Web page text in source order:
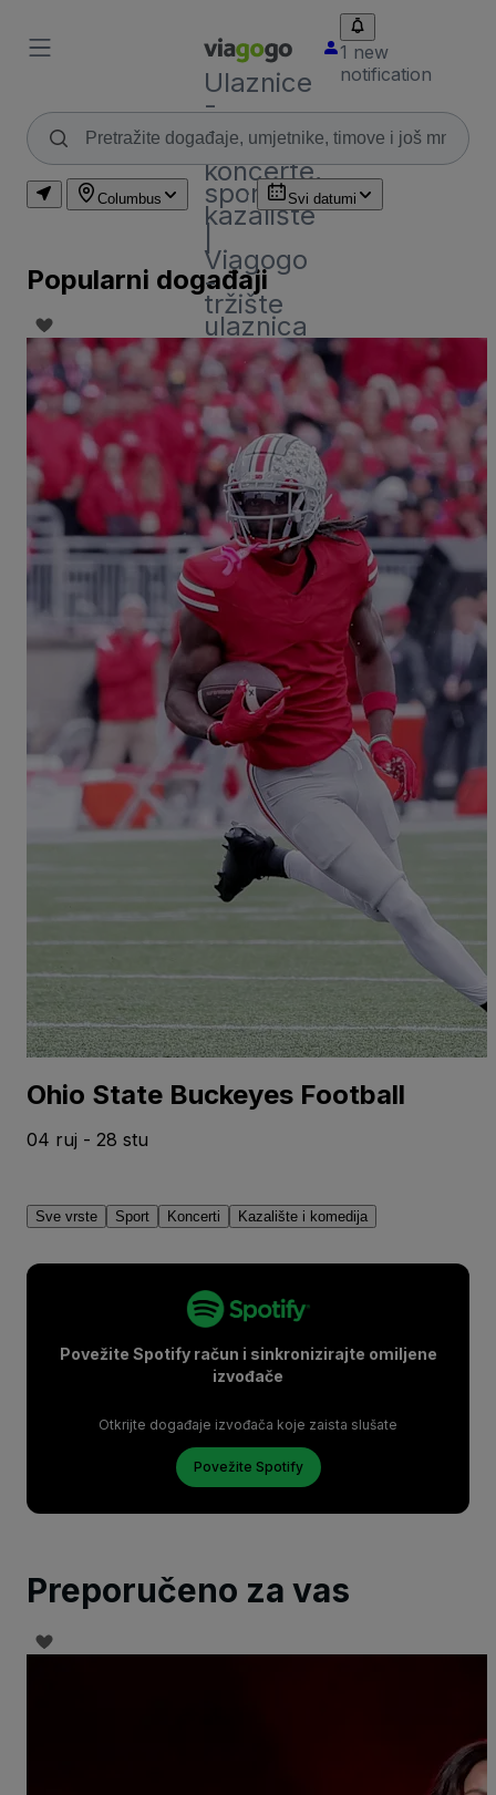
Ulaznice
-
ulaznice
za
koncerte,
sport i
kazalište
Viagogo
-
tržište
ulaznica
1 new
notification
Columbus Svi datumi
Popularni događaji
Ohio State Buckeyes Football
04 ruj - 28 stu
Sve vrste Sport Koncerti Kazalište i komedija
Povežite Spotify račun i sinkronizirajte omiljene
izvođače
Otkrijte događaje izvođača koje zaista slušate
Povežite Spotify
Preporučeno za vas